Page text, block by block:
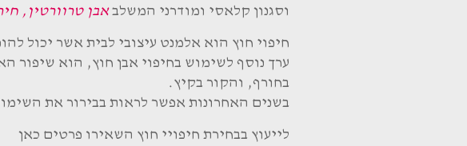
וסגנון קלאסי ומודרני המשלבאבן טרוורטין,
חיפוי חוץ הוא אלמנט עיצובי לבית אשר יכול
ערך נוסף לשימוש בחיפוי אבן חוץ, הוא
בחורף, והקור בקיץ.
בשנים האחרונות אפשר לראות בבירור את
לייעוץ בבחירת חיפויי חוץ השאירו פרטים כאן